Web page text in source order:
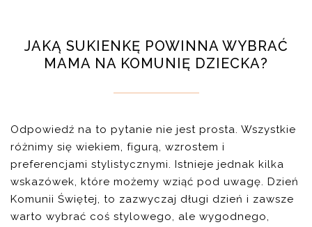
JAKĄ SUKIENKĘ POWINNA WYBRAĆ
MAMA NA KOMUNIĘ DZIECKA?
Odpowiedź na to pytanie nie jest prosta. Wszystkie
różnimy się wiekiem, figurą, wzrostem i
preferencjami stylistycznymi. Istnieje jednak kilka
wskazówek, które możemy wziąć pod uwagę. Dzień
Komunii Świętej, to zazwyczaj długi dzień i zawsze
warto wybrać coś stylowego, ale wygodnego,